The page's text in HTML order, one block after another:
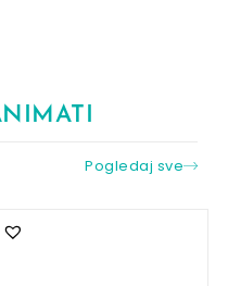
Pogledaj sve